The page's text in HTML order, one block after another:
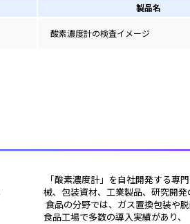
製品名
酸素濃度計の検査イメージ
械、包装資材、工業製品、研究開
食品工場で多数の導入実績があり